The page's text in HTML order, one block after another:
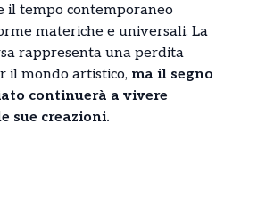
il tempo contemporaneo
materiche e universali. La
rappresenta una perdita
il mondo artistico, ma il segno
continuerà a vivere
sue creazioni.